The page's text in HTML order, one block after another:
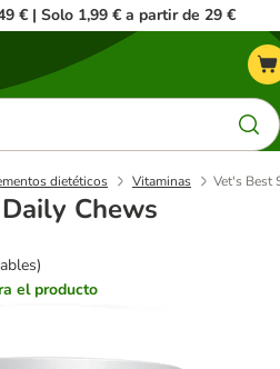
€ | Solo 1,99 € a partir de 29 €
dietéticos Vitaminas Vet's Best
Chews
el producto